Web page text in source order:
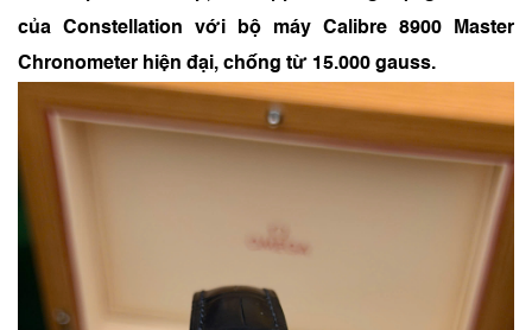
của Constellation với bộ máy Calibre 8900 Master
Chronometer hiện đại, chống từ 15.000 gauss.